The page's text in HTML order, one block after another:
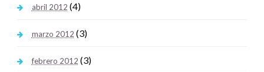
abril 2012 (4)
marzo 2012 (3)
febrero 2012 (3)